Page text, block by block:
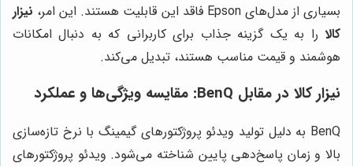
بسیاری از مدل‌های Epson فاقد این قابلیت هستند. این امر،
نیزار
کالا را به یک گزینه جذاب برای کاربرانی که به دنبال امکانات
هوشمند و قیمت مناسب هستند، تبدیل می‌کند.
نیزار کالا در مقابل BenQ: مقایسه ویژگی‌ها و عملکرد
BenQ به دلیل تولید ویدئو پروژکتورهای گیمینگ با نرخ تازه‌سازی
بالا و زمان پاسخ‌دهی پایین شناخته می‌شود. ویدئو پروژکتورهای